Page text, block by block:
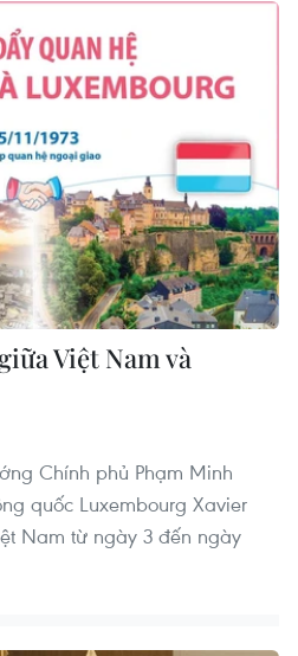
Việt Nam và
Chính phủ Phạm Minh
quốc Luxembourg Xavier
Nam từ ngày 3 đến ngày